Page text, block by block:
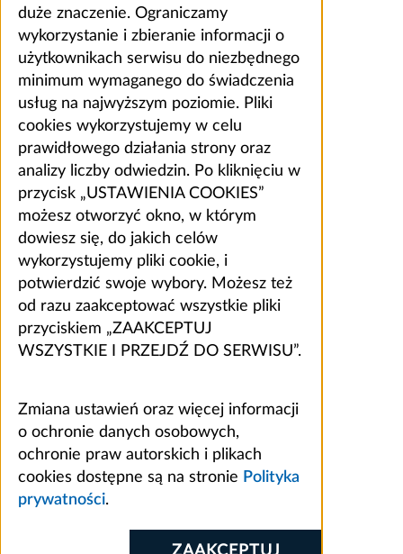
duże znaczenie. Ograniczamy
wykorzystanie i zbieranie informacji o
użytkownikach serwisu do niezbędnego
minimum wymaganego do świadczenia
usług na najwyższym poziomie. Pliki
cookies wykorzystujemy w celu
prawidłowego działania strony oraz
analizy liczby odwiedzin. Po kliknięciu w
przycisk „USTAWIENIA COOKIES”
możesz otworzyć okno, w którym
dowiesz się, do jakich celów
wykorzystujemy pliki cookie, i
potwierdzić swoje wybory. Możesz też
od razu zaakceptować wszystkie pliki
przyciskiem „ZAAKCEPTUJ
WSZYSTKIE I PRZEJDŹ DO SERWISU”.
Zmiana ustawień oraz więcej informacji
o ochronie danych osobowych,
ochronie praw autorskich i plikach
cookies dostępne są na stronie Polityka
prywatności.